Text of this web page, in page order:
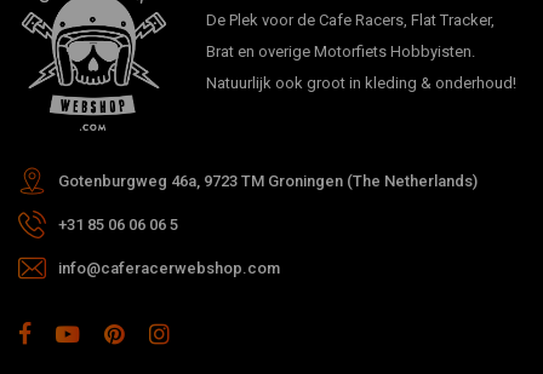
De Plek voor de Cafe Racers, Flat Tracker,
Brat en overige Motorfiets Hobbyisten.
Natuurlijk ook groot in kleding & onderhoud!
Gotenburgweg 46a, 9723 TM Groningen (The Netherlands)
+31 85 06 06 06 5
info@caferacerwebshop.com